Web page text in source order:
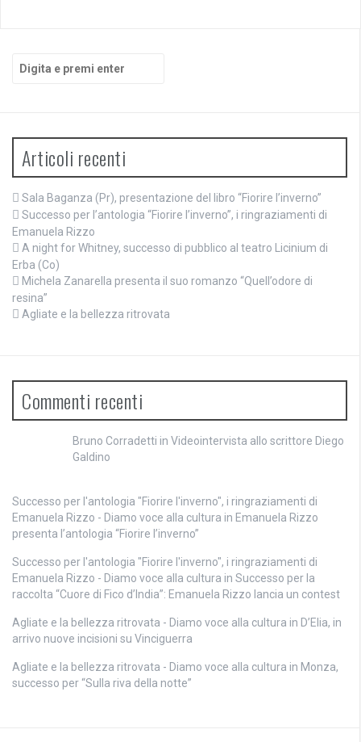
Articoli recenti
Sala Baganza (Pr), presentazione del libro “Fiorire l’inverno”
Successo per l’antologia “Fiorire l’inverno”, i ringraziamenti di
Emanuela Rizzo
A night for Whitney, successo di pubblico al teatro Licinium di
Erba (Co)
Michela Zanarella presenta il suo romanzo “Quell’odore di
resina”
Agliate e la bellezza ritrovata
Commenti recenti
Bruno Corradetti in Videointervista allo scrittore Diego
Galdino
Successo per l'antologia "Fiorire l'inverno", i ringraziamenti di
Emanuela Rizzo - Diamo voce alla cultura in Emanuela Rizzo
presenta l’antologia “Fiorire l’inverno”
Successo per l'antologia "Fiorire l'inverno", i ringraziamenti di
Emanuela Rizzo - Diamo voce alla cultura in Successo per la
raccolta “Cuore di Fico d’India”: Emanuela Rizzo lancia un contest
Agliate e la bellezza ritrovata - Diamo voce alla cultura in D’Elia, in
arrivo nuove incisioni su Vinciguerra
Agliate e la bellezza ritrovata - Diamo voce alla cultura in Monza,
successo per “Sulla riva della notte”